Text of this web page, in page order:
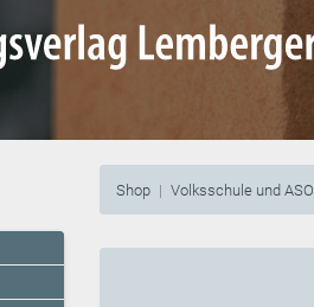
Shop Volksschule und ASO